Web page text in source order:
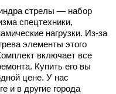
стрелы — набор
спецтехники,
нагрузки. Из-за
элементы этого
включает все
Купить его вы
цене. У нас
и в другие города